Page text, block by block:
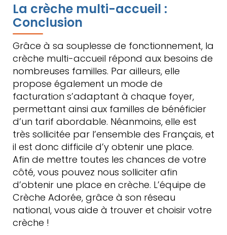
La crèche multi-accueil :
Conclusion
Grâce à sa souplesse de fonctionnement, la
crèche multi-accueil répond aux besoins de
nombreuses familles. Par ailleurs, elle
propose également un mode de
facturation s’adaptant à chaque foyer,
permettant ainsi aux familles de bénéficier
d’un tarif abordable. Néanmoins, elle est
très sollicitée par l’ensemble des Français, et
il est donc difficile d’y obtenir une place.
Afin de mettre toutes les chances de votre
côté, vous pouvez nous solliciter afin
d’obtenir une place en crèche. L’équipe de
Crèche Adorée, grâce à son réseau
national, vous aide à trouver et choisir votre
crèche !